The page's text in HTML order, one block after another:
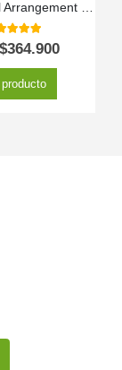
Exotic Floral Arrangement My Crush
out of 5
364.900